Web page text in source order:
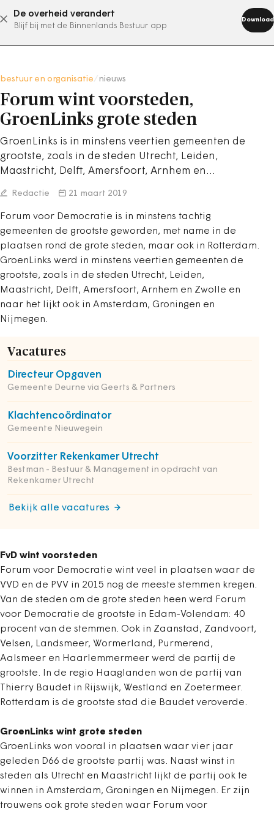
De overheid verandert
Blijf bij met de Binnenlands Bestuur app
Download
abonneer nu
bestuur en organisatie nieuws
Forum wint voorsteden,
GroenLinks grote steden
GroenLinks is in minstens veertien gemeenten de
grootste, zoals in de steden Utrecht, Leiden,
Maastricht, Delft, Amersfoort, Arnhem en…
Redactie 21 maart 2019
Forum voor Democratie is in minstens tachtig
gemeenten de grootste geworden, met name in de
plaatsen rond de grote steden, maar ook in Rotterdam.
GroenLinks werd in minstens veertien gemeenten de
grootste, zoals in de steden Utrecht, Leiden,
Maastricht, Delft, Amersfoort, Arnhem en Zwolle en
naar het lijkt ook in Amsterdam, Groningen en
Nijmegen.
Vacatures
Directeur Opgaven
Gemeente Deurne via Geerts & Partners
Klachtencoördinator
Gemeente Nieuwegein
Voorzitter Rekenkamer Utrecht
Bestman - Bestuur & Management in opdracht van
Rekenkamer Utrecht
Bekijk alle vacatures
FvD wint voorsteden
Forum voor Democratie wint veel in plaatsen waar de
VVD en de PVV in 2015 nog de meeste stemmen kregen.
Van de steden om de grote steden heen werd Forum
voor Democratie de grootste in Edam-Volendam: 40
procent van de stemmen. Ook in Zaanstad, Zandvoort,
Velsen, Landsmeer, Wormerland, Purmerend,
Aalsmeer en Haarlemmermeer werd de partij de
grootste. In de regio Haaglanden won de partij van
Thierry Baudet in Rijswijk, Westland en Zoetermeer.
Rotterdam is de grootste stad die Baudet veroverde.
GroenLinks wint grote steden
GroenLinks won vooral in plaatsen waar vier jaar
geleden D66 de grootste partij was. Naast winst in
steden als Utrecht en Maastricht lijkt de partij ook te
winnen in Amsterdam, Groningen en Nijmegen. Er zijn
trouwens ook grote steden waar Forum voor